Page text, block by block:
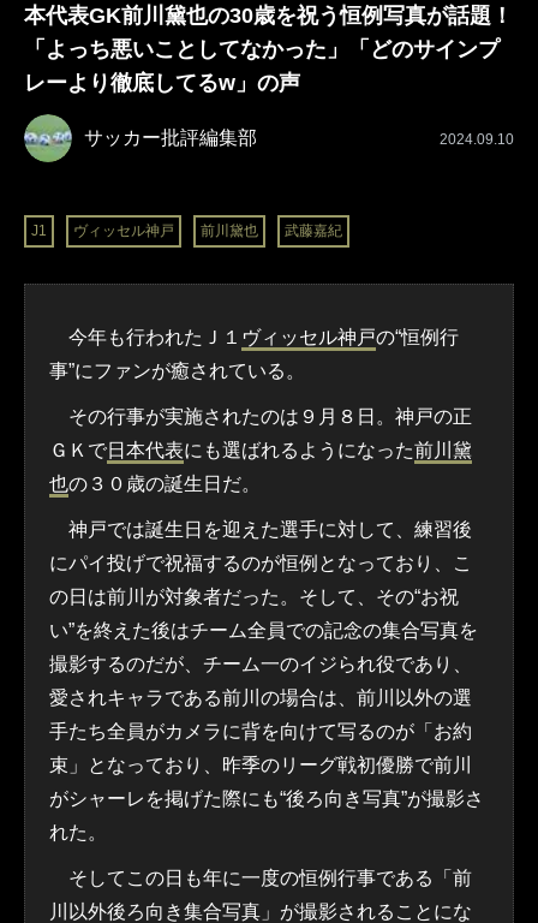
本代表GK前川黛也の30歳を祝う恒例写真が話題！
「よっち悪いことしてなかった」「どのサインプ
レーより徹底してるw」の声
サッカー批評編集部 2024.09.10
J1 ヴィッセル神戸 前川黛也 武藤嘉紀
今年も行われたＪ１ ヴィッセル神戸の“恒例行
事”にファンが癒されている。
その行事が実施されたのは９月８日。神戸の正
ＧＫで日本代表にも選ばれるようになった前川黛
也の３０歳の誕生日だ。
神戸では誕生日を迎えた選手に対して、練習後
にパイ投げで祝福するのが恒例となっており、こ
の日は前川が対象者だった。そして、その“お祝
い”を終えた後はチーム全員での記念の集合写真を
撮影するのだが、チーム一のイジられ役であり、
愛されキャラである前川の場合は、前川以外の選
手たち全員がカメラに背を向けて写るのが「お約
束」となっており、昨季のリーグ戦初優勝で前川
がシャーレを掲げた際にも“後ろ向き写真”が撮影さ
れた。
そしてこの日も年に一度の恒例行事である「前
川以外後ろ向き集合写真」が撮影されることにな